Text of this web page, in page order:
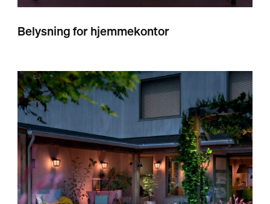
Belysning for hjemmekontor